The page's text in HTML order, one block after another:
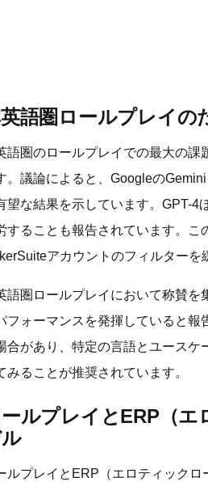
語圏ロールプレイの
語圏のロールプレイでの最大の課
。議論によると、Googleの
望な結果を示しています。GPT-4
することも報告されています。こ
アカウントのフィルターを
語圏ロールプレイにおいて称賛
フォーマンスを発揮していると
合があり、特定の言語とユース
みることが推奨されています。
ールプレイとERP（
ルプレイとERP（エロティック